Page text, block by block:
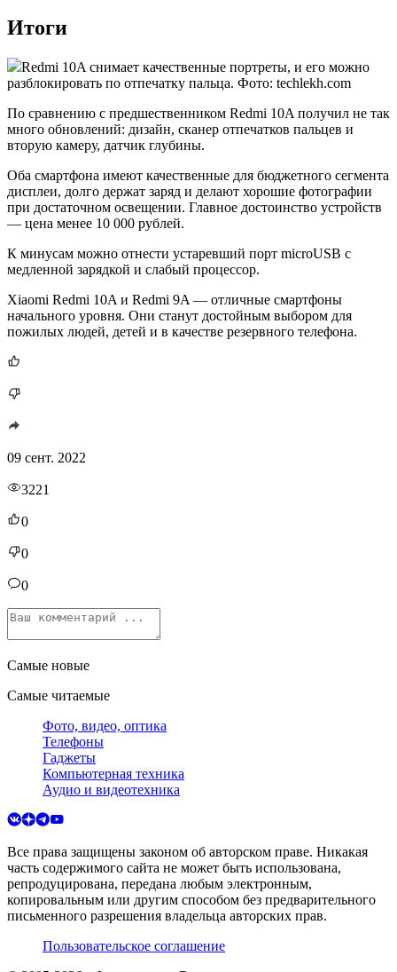
Итоги
Redmi 10A снимает качественные портреты, и его можно
разблокировать по отпечатку пальца. Фото: techlekh.com
По сравнению с предшественником Redmi 10A получил не так
много обновлений: дизайн, сканер отпечатков пальцев и
вторую камеру, датчик глубины.
Оба смартфона имеют качественные для бюджетного сегмента
дисплеи, долго держат заряд и делают хорошие фотографии
при достаточном освещении. Главное достоинство устройств
— цена менее 10 000 рублей.
К минусам можно отнести устаревший порт microUSB с
медленной зарядкой и слабый процессор.
Xiaomi Redmi 10A и Redmi 9A — отличные смартфоны
начального уровня. Они станут достойным выбором для
пожилых людей, детей и в качестве резервного телефона.
09 сент. 2022
3221
0
0
0
Самые новые
Самые читаемые
Фото, видео, оптика
Телефоны
Гаджеты
Компьютерная техника
Аудио и видеотехника
Все права защищены законом об авторском праве. Никакая
часть содержимого сайта не может быть использована,
репродуцирована, передана любым электронным,
копировальным или другим способом без предварительного
письменного разрешения владельца авторских прав.
Пользовательское соглашение